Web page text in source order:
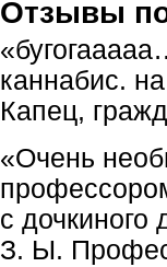
Отзывы
каннабис.
Капец,
«Очень
с
З. Ы.